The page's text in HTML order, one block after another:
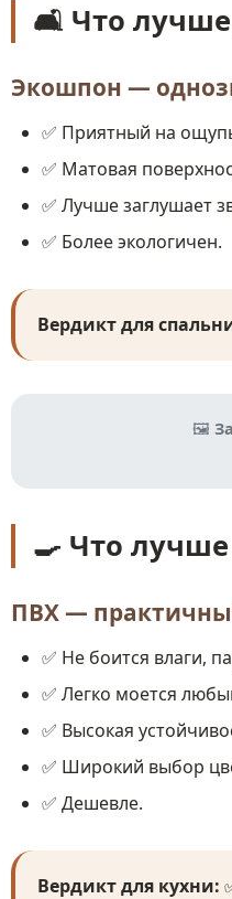
🛋️ Что лучше
Экошпон —
✅ Приятный на
✅ Матовая
✅ Лучше заглушает
✅ Более экологичен.
Вердикт для
🖼️
🍳 Что
ПВХ —
✅ Не боится влаги,
✅ Легко моется
✅ Высокая
✅ Широкий выбор
✅ Дешевле.
Вердикт для кухни: